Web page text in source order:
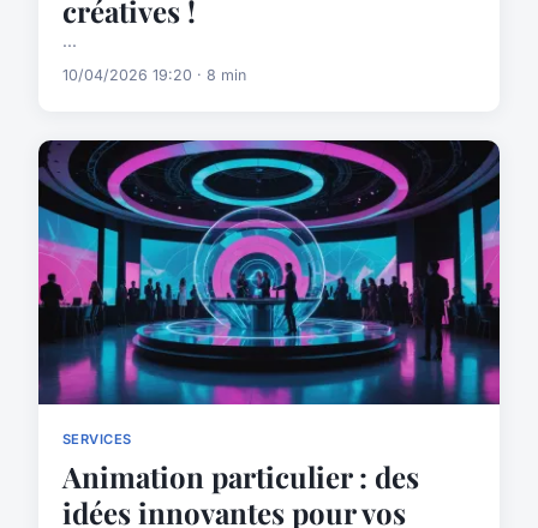
créatives !
...
10/04/2026 19:20 · 8 min
SERVICES
Animation particulier : des
idées innovantes pour vos